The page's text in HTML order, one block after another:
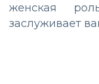
женская
заслуживает